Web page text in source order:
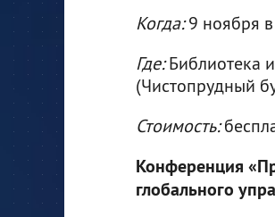
Когда:9 ноября
Где:Библиотека
(Чистопрудный
Стоимость:
Конференция
глобального